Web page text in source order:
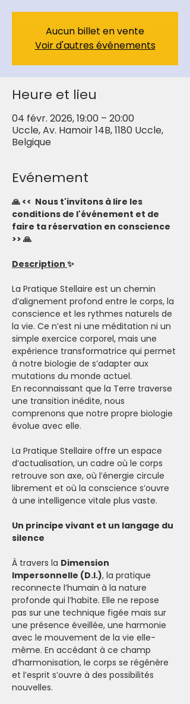
Aucun billet en vente
Voir d'autres événements
Heure et lieu
04 févr. 2026, 19:00 – 20:00
Uccle, Av. Hamoir 14B, 1180 Uccle,
Belgique
Evénement
🙏 <<  Nous t'invitons à lire les
conditions de l'événement et de
faire ta réservation en conscience
>> 🙏
Description ✨
La Pratique Stellaire est un chemin
d’alignement profond entre le corps, la
conscience et les rythmes naturels de
la vie. Ce n’est ni une méditation ni un
simple exercice corporel, mais une
expérience transformatrice qui permet
à notre biologie de s’adapter aux
mutations du monde actuel.
En reconnaissant que la Terre traverse
une transition inédite, nous
comprenons que notre propre biologie
évolue avec elle.
La Pratique Stellaire offre un espace
d’actualisation, un cadre où le corps
retrouve son axe, où l’énergie circule
librement et où la conscience s’ouvre
à une intelligence vitale plus vaste.
Un principe vivant et un langage du
silence
À travers la Dimension
Impersonnelle (D.I.), la pratique
reconnecte l’humain à la nature
profonde qui l’habite. Elle ne repose
pas sur une technique figée mais sur
une présence éveillée, une harmonie
avec le mouvement de la vie elle-
même. En accédant à ce champ
d’harmonisation, le corps se régénère
et l’esprit s’ouvre à des possibilités
nouvelles.